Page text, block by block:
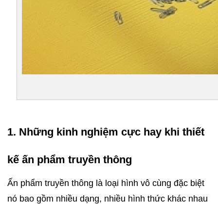
1. Những kinh nghiệm cực hay khi thiết
kế ấn phẩm truyền thông
Ấn phẩm truyền thông là loại hình vô cùng đặc biệt
nó bao gồm nhiều dạng, nhiều hình thức khác nhau